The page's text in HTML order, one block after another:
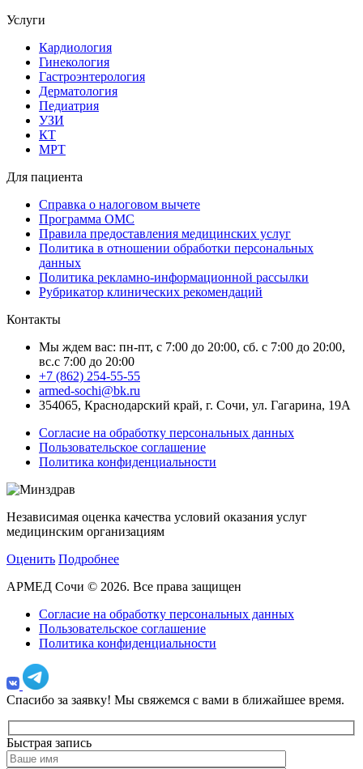
Услуги
Кардиология
Гинекология
Гастроэнтерология
Дерматология
Педиатрия
УЗИ
КТ
МРТ
Для пациента
Справка о налоговом вычете
Программа ОМС
Правила предоставления медицинских услуг
Политика в отношении обработки персональных
данных
Политика рекламно-информационной рассылки
Рубрикатор клинических рекомендаций
Контакты
Мы ждем вас: пн-пт, с 7:00 до 20:00, сб. с 7:00 до 20:00,
вс.с 7:00 до 20:00
+7 (862) 254-55-55
armed-sochi@bk.ru
354065, Краснодарский край, г. Сочи, ул. Гагарина, 19А
Согласие на обработку персональных данных
Пользовательское соглашение
Политика конфиденциальности
Независимая оценка качества условий оказания услуг
медицинским организациям
Оценить Подробнее
АРМЕД Сочи © 2026. Все права защищен
Согласие на обработку персональных данных
Пользовательское соглашение
Политика конфиденциальности
Спасибо за заявку! Мы свяжемся с вами в ближайшее время.
Быстрая запись